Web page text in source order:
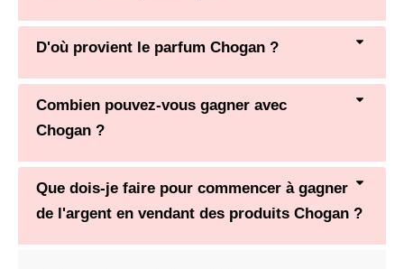
D'où provient le parfum Chogan ?
Combien pouvez-vous gagner avec
Chogan ?
Que dois-je faire pour commencer à gagner
de l'argent en vendant des produits Chogan ?